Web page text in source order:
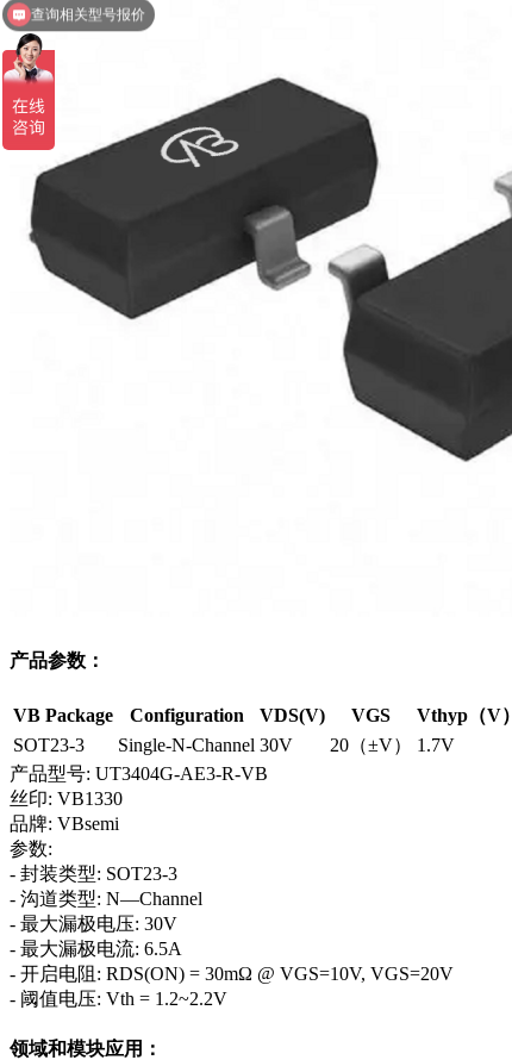
产品参数：
VB Package Configuration VDS(V) VGS Vthyp（V）
SOT23-3
Single-N-Channel 30V 20（±V） 1.7V
产品型号: UT3404G-AE3-R-VB
丝印: VB1330
品牌: VBsemi
参数:
- 封装类型: SOT23-3
- 沟道类型: N—Channel
- 最大漏极电压: 30V
- 最大漏极电流: 6.5A
- 开启电阻: RDS(ON) = 30mΩ @ VGS=10V, VGS=20V
- 阈值电压: Vth = 1.2~2.2V
领域和模块应用：
查询相关型号报价